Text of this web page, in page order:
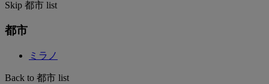
Skip 都市 list
都市
ミラノ
Back to 都市 list